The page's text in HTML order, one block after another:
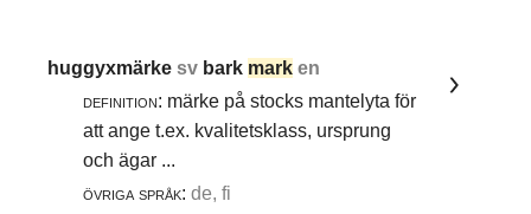
huggyxmärkesv bark mark en
definition: märke på stocks mantelyta för
att ange t.ex. kvalitetsklass, ursprung
och ägar ...
övriga språk: de, fi